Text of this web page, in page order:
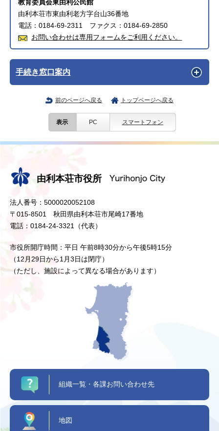
教育委員会東由利公民館
由利本荘市東由利老方字台山36番地
電話：0184-69-2311 ファクス：0184-69-2850
お問い合わせは専用フォームをご利用ください。
手続き窓口案内
前のページへ戻る トップページへ戻る
表示 PC スマートフォン
由利本荘市役所
法人番号：5000020052108
〒015-8501 秋田県由利本荘市尾崎17番地
電話：0184-24-3321（代表）
市役所開庁時間：平日 午前8時30分から午後5時15分
（12月29日から1月3日は閉庁）
（ただし、施設によって異なる場合があります）
組織一覧・各課お問い合わせ先
地図